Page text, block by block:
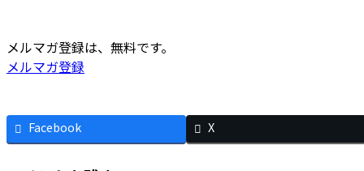
メルマガ登録は、無料です。
メルマガ登録
Facebook X